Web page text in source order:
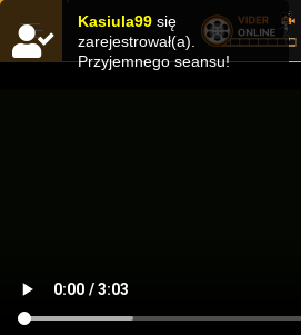
Kasiula99 się
zarejestrował(a).
Przyjemnego seansu!